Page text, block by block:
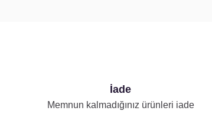
İade
Memnun kalmadığınız ürünleri iade